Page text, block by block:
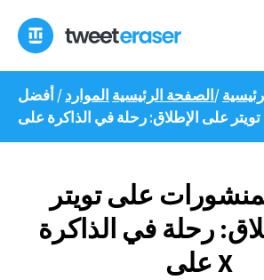
إلى
المحتوى
/الصفحة الرئيسية الموارد/أفضل
على تويتر
رحلة في الذاكرة
على X